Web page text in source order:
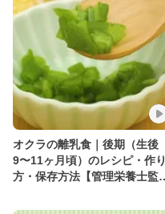
オクラの離乳食｜後期（生後
9〜11ヶ月頃）のレシピ・作り
方・保存方法【管理栄養士監